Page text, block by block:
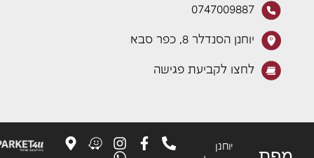
0747009887
יוחנן הסנדלר 8, כפר סבא
לחצו לקביעת פגישה